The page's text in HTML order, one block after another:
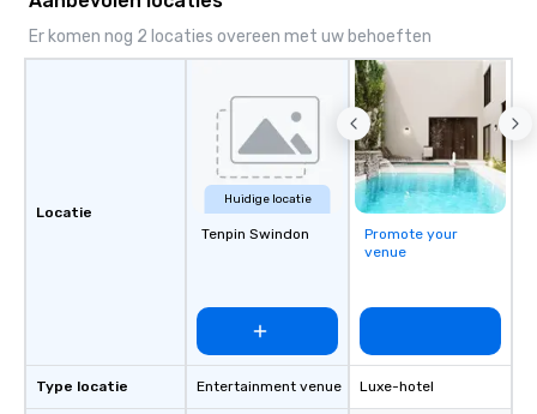
Er komen nog 2 locaties overeen met uw behoeften
Locatie
Type locatie
Huidige locatie
Tenpin Swindon
Entertainment venue
Promote your
venue
Luxe-hotel